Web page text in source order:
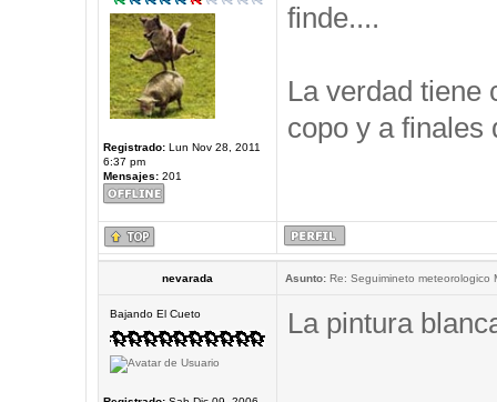
Registrado:Lun Nov 28, 2011
6:37 pm
Mensajes:201
finde....
La verdad tiene
copo y a finales
nevarada Asunto:Re: Seguimineto meteorologico
Bajando El Cueto La pintura